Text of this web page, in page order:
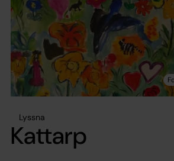
Lyssna
Kattarp